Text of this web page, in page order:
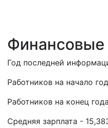
Финансовые
Год последней
Работников на начало
Работников на конец
Средняя зарплата -